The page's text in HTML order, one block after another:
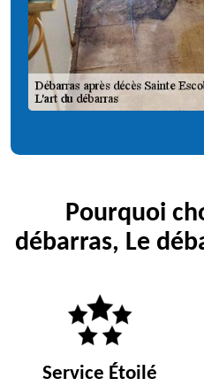
Pourquoi
débarras, Le
Service Étoilé